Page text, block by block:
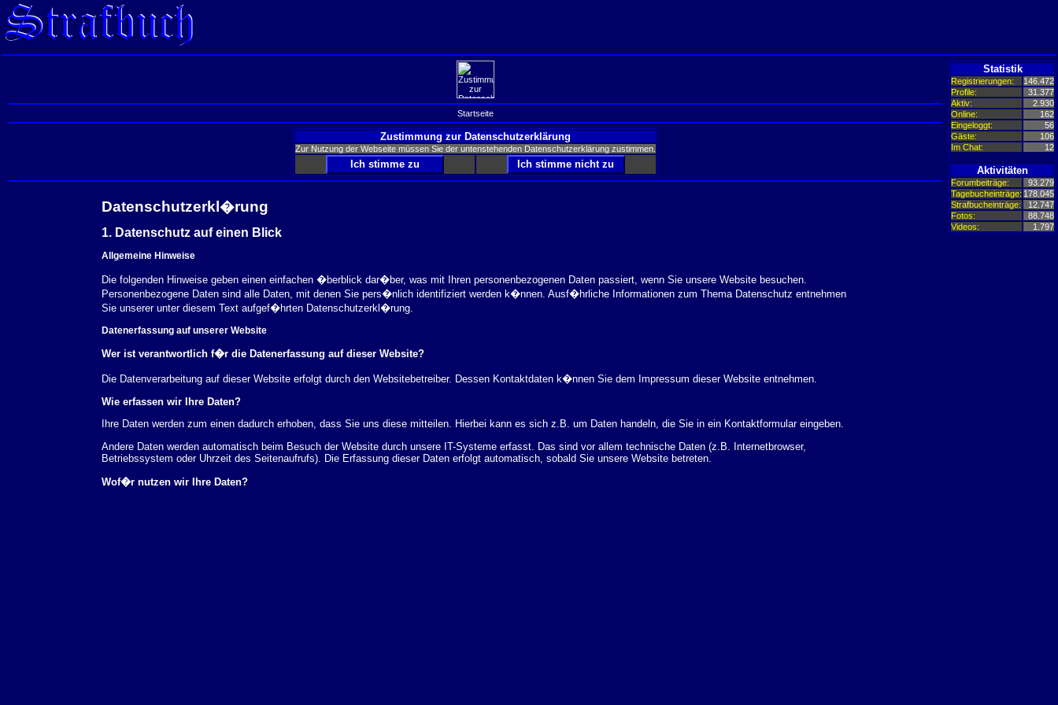
Startseite
Zustimmung zur Datenschutzerklärung
Zur Nutzung der Webseite müssen Sie der untenstehenden Datenschutzerklärung zustimmen.
Datenschutzerkl�rung
1. Datenschutz auf einen Blick
Allgemeine Hinweise
Die folgenden Hinweise geben einen einfachen �berblick dar�ber, was mit Ihren personenbezogenen Daten passiert, wenn Sie unsere Website besuchen.
Personenbezogene Daten sind alle Daten, mit denen Sie pers�nlich identifiziert werden k�nnen. Ausf�hrliche Informationen zum Thema Datenschutz entnehmen
Sie unserer unter diesem Text aufgef�hrten Datenschutzerkl�rung.
Datenerfassung auf unserer Website
Wer ist verantwortlich f�r die Datenerfassung auf dieser Website?
Die Datenverarbeitung auf dieser Website erfolgt durch den Websitebetreiber. Dessen Kontaktdaten k�nnen Sie dem Impressum dieser Website entnehmen.
Wie erfassen wir Ihre Daten?
Ihre Daten werden zum einen dadurch erhoben, dass Sie uns diese mitteilen. Hierbei kann es sich z.B. um Daten handeln, die Sie in ein Kontaktformular eingeben.
Andere Daten werden automatisch beim Besuch der Website durch unsere IT-Systeme erfasst. Das sind vor allem technische Daten (z.B. Internetbrowser,
Betriebssystem oder Uhrzeit des Seitenaufrufs). Die Erfassung dieser Daten erfolgt automatisch, sobald Sie unsere Website betreten.
Wof�r nutzen wir Ihre Daten?
Statistik
Registrierungen:
146.472
Profile:
31.377
Aktiv:
2.930
Online:
162
Eingeloggt:
56
Gäste:
106
Im Chat:
12
Aktivitäten
Forumbeiträge:
93.279
Tagebucheinträge: 178.045
Strafbucheinträge:
12.747
Fotos:
88.748
Videos:
1.797